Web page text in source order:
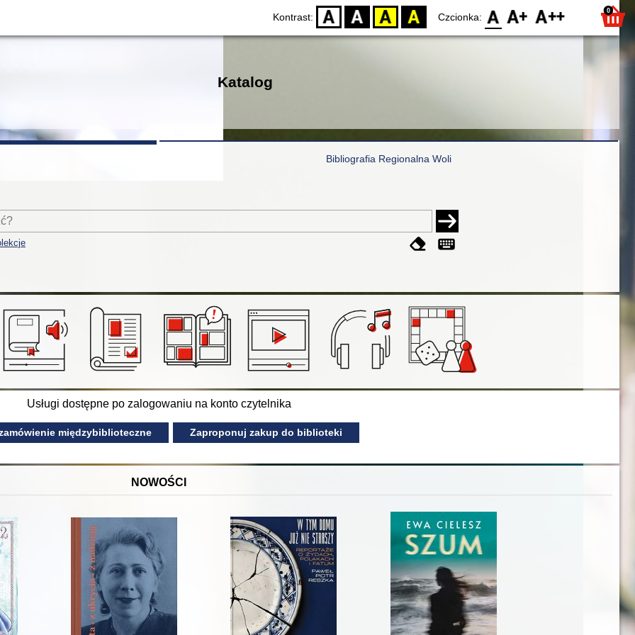
Kontrast: D BW YB BY Czcionka: F0 F1 F2 0
Katalog
Bibliografia Regionalna Woli
Usługi dostępne po zalogowaniu na konto czytelnika
międzybiblioteczne Zaproponuj zakup do biblioteki
NOWOŚCI